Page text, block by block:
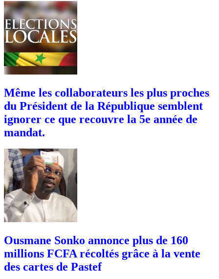
Même les collaborateurs les plus proches
du Président de la République semblent
ignorer ce que recouvre la 5e année de
mandat.
Ousmane Sonko annonce plus de 160
millions FCFA récoltés grâce à la vente
des cartes de Pastef